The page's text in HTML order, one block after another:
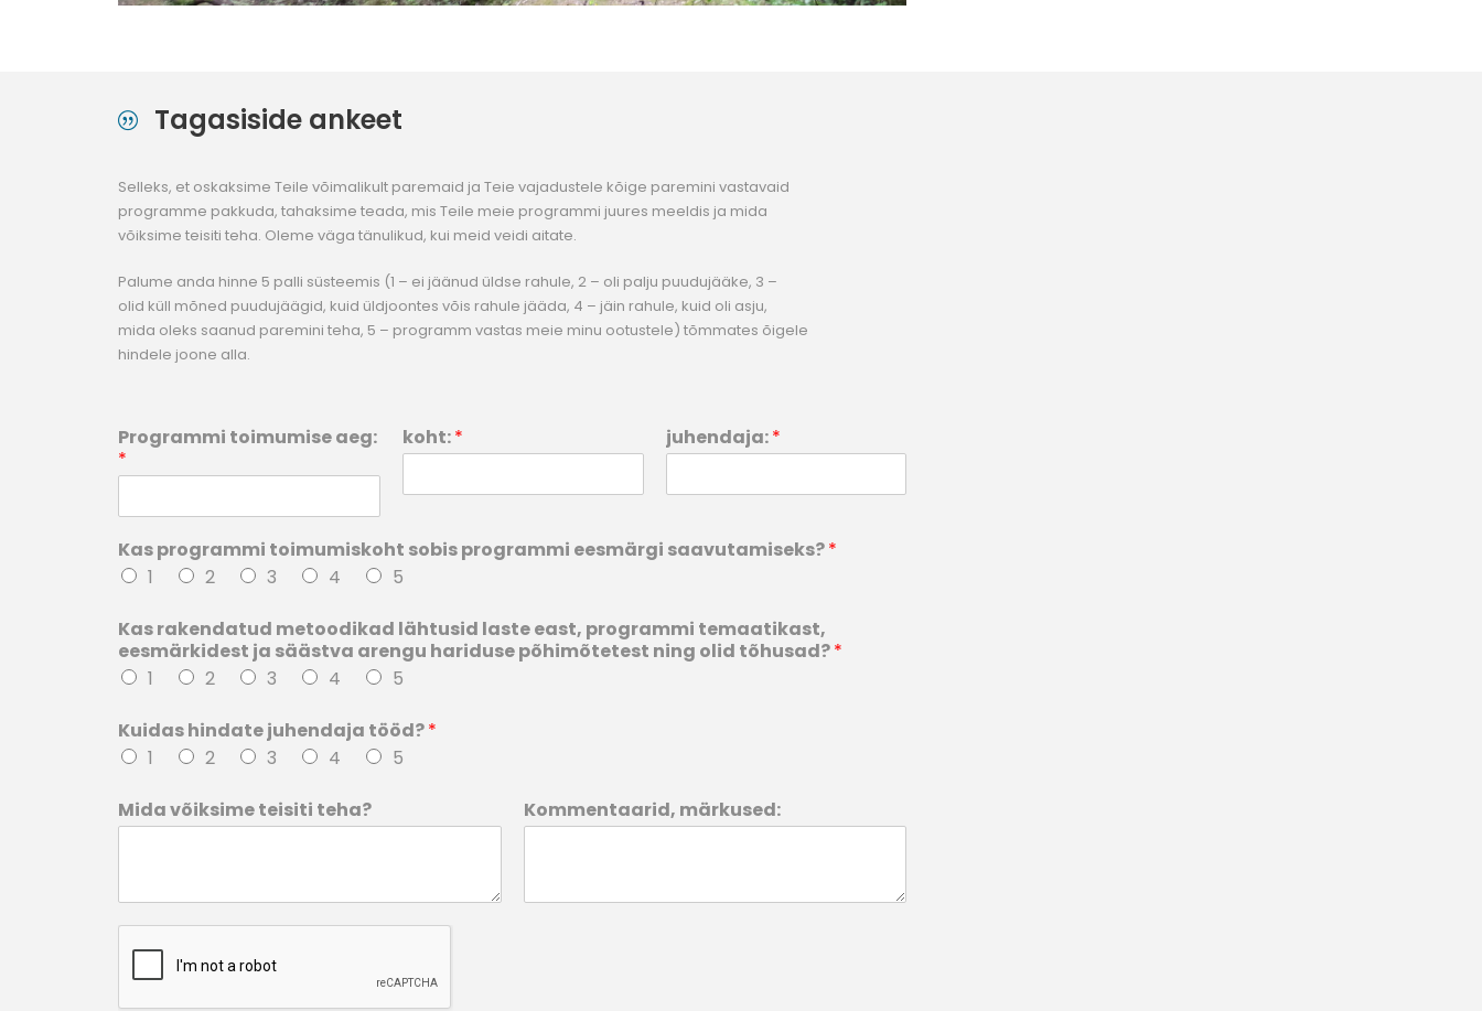
Tagasiside ankeet
Selleks, et oskaksime Teile võimalikult paremaid ja Teie vajadustele kõige paremini vastavaid
programme pakkuda, tahaksime teada, mis Teile meie programmi juures meeldis ja mida
võiksime teisiti teha. Oleme väga tänulikud, kui meid veidi aitate.
Palume anda hinne 5 palli süsteemis (1 – ei jäänud üldse rahule, 2 – oli palju puudujääke, 3 –
olid küll mõned puudujäägid, kuid üldjoontes võis rahule jääda, 4 – jäin rahule, kuid oli asju,
mida oleks saanud paremini teha, 5 – programm vastas meie minu ootustele) tõmmates õigele
hindele joone alla.
Programmi toimumise aeg:
*
koht:* juhendaja:*
Kas programmi toimumiskoht sobis programmi eesmärgi saavutamiseks?*
1
2 3 4 5
Kas rakendatud metoodikad lähtusid laste east, programmi temaatikast,
eesmärkidest ja säästva arengu hariduse põhimõtetest ning olid tõhusad?*
1
2 3 4 5
Kuidas hindate juhendaja tööd?*
1
2 3 4 5
Mida võiksime teisiti teha? Kommentaarid, märkused: